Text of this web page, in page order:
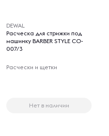
DEWAL
Расческа для стрижки под
машинку BARBER STYLE CO-
007/3
Расчески и щетки
Нет в наличии